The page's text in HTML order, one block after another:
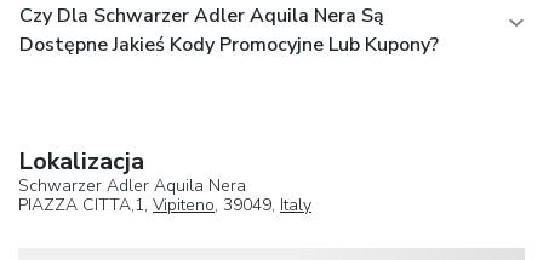
Czy Dla Schwarzer Adler Aquila Nera Są
Dostępne Jakieś Kody Promocyjne Lub Kupony?
Lokalizacja
Schwarzer Adler Aquila Nera
PIAZZA CITTA,1, Vipiteno, 39049, Italy